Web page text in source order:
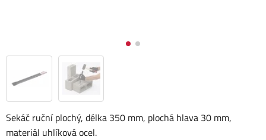
Sekáč ruční plochý, délka 350 mm, plochá hlava 30 mm,
materiál uhlíková ocel.